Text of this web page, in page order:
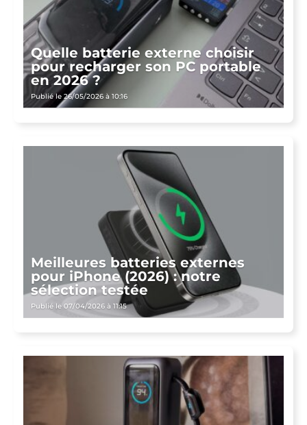
Quelle batterie externe choisir
pour recharger son PC portable
en 2026 ?
Publié le 26/05/2026 à 10:16
Meilleures batteries externes
pour iPhone (2026) : notre
sélection testée
Publié le 07/04/2026 à 11:15